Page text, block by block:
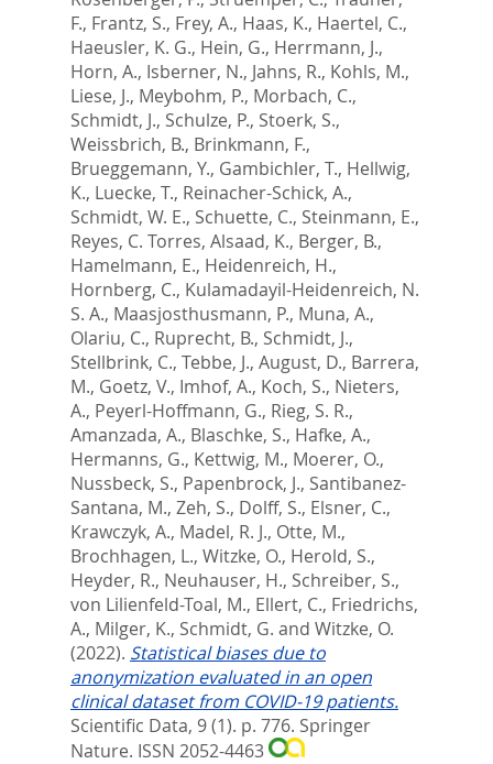
F., Frantz, S., Frey, A., Haas, K., Haertel, C.,
Haeusler, K. G., Hein, G., Herrmann, J.,
Horn, A., Isberner, N., Jahns, R., Kohls, M.,
Liese, J., Meybohm, P., Morbach, C.,
Schmidt, J., Schulze, P., Stoerk, S.,
Weissbrich, B., Brinkmann, F.,
Brueggemann, Y., Gambichler, T., Hellwig,
K., Luecke, T., Reinacher-Schick, A.,
Schmidt, W. E., Schuette, C., Steinmann, E.,
Reyes, C. Torres, Alsaad, K., Berger, B.,
Hamelmann, E., Heidenreich, H.,
Hornberg, C., Kulamadayil-Heidenreich, N.
S. A., Maasjosthusmann, P., Muna, A.,
Olariu, C., Ruprecht, B., Schmidt, J.,
Stellbrink, C., Tebbe, J., August, D., Barrera,
M., Goetz, V., Imhof, A., Koch, S., Nieters,
A., Peyerl-Hoffmann, G., Rieg, S. R.,
Amanzada, A., Blaschke, S., Hafke, A.,
Hermanns, G., Kettwig, M., Moerer, O.,
Nussbeck, S., Papenbrock, J., Santibanez-
Santana, M., Zeh, S., Dolff, S., Elsner, C.,
Krawczyk, A., Madel, R. J., Otte, M.,
Brochhagen, L., Witzke, O., Herold, S.,
Heyder, R., Neuhauser, H., Schreiber, S.,
von Lilienfeld-Toal, M., Ellert, C., Friedrichs,
A., Milger, K., Schmidt, G. and Witzke, O.
(2022). Statistical biases due to
anonymization evaluated in an open
clinical dataset from COVID-19 patients.
Scientific Data, 9 (1). p. 776. Springer
Nature. ISSN 2052-4463